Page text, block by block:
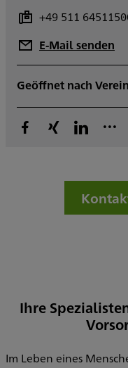
+49 511
E-Mail senden
Geöffnet nach
Montag
Mittwoch
Donnerstag
Sonntag
Ihre
Im Leben eines